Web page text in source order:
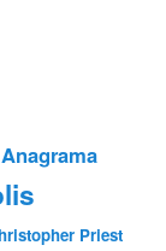
Anagrama
Priest